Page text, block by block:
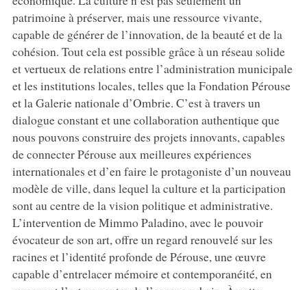
patrimoine à préserver, mais une ressource vivante,
capable de générer de l’innovation, de la beauté et de la
cohésion. Tout cela est possible grâce à un réseau solide
et vertueux de relations entre l’administration municipale
et les institutions locales, telles que la Fondation Pérouse
et la Galerie nationale d’Ombrie. C’est à travers un
dialogue constant et une collaboration authentique que
nous pouvons construire des projets innovants, capables
de connecter Pérouse aux meilleures expériences
internationales et d’en faire le protagoniste d’un nouveau
modèle de ville, dans lequel la culture et la participation
sont au centre de la vision politique et administrative.
L’intervention de Mimmo Paladino, avec le pouvoir
évocateur de son art, offre un regard renouvelé sur les
racines et l’identité profonde de Pérouse, une œuvre
capable d’entrelacer mémoire et contemporanéité, en